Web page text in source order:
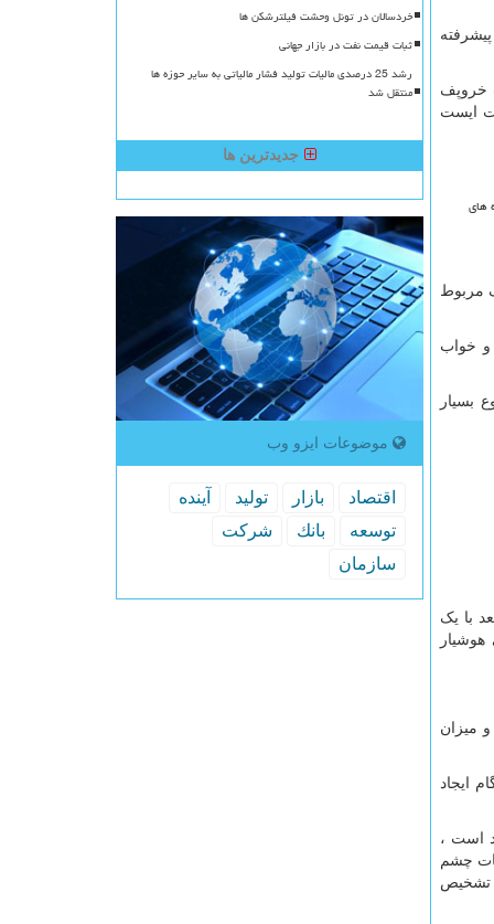
خروپف
ایست
های
مربوط
و خواب
بسیار
با یک
میزان
ایجاد
است ،
چشم
تشخیص
خردسالان در تونل وحشت فیلترشکن ها
ثبات قیمت نفت در بازار جهانی
رشد 25 درصدی مالیات تولید فشار مالیاتی به سایر حوزه ها
منتقل شد
جدیدترین ها
موضوعات ایزو وب
اقتصاد بازار تولید
آینده
توسعه
بانك
شركت
سازمان